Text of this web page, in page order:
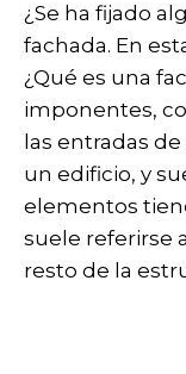
¿Se ha fijado
fachada. En
¿Qué es una
imponentes,
las entradas
un edificio, y
elementos
suele referirse
resto de la